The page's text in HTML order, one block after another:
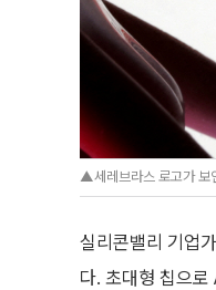
▲세레브라스 로고가 보
실리콘밸리 기업
다. 초대형 칩으